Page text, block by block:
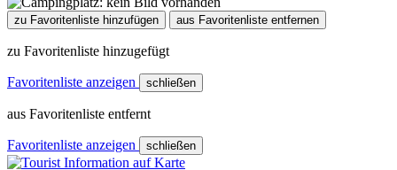
zu Favoritenliste hinzufügen aus Favoritenliste entfernen
zu Favoritenliste hinzugefügt
Favoritenliste anzeigen schließen
aus Favoritenliste entfernt
Favoritenliste anzeigen schließen